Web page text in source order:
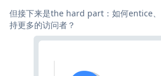
但接下来是the hard part：如何entice
持更多的访问者？